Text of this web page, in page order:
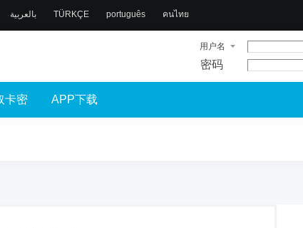
بالعربية TÜRKÇE português คนไทย
用户名
密码
卡密 APP下载